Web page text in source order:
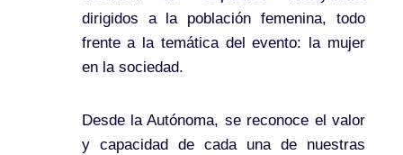
dirigidos a la población femenina, todo
frente a la temática del evento: la mujer
en la sociedad.
Desde la Autónoma, se reconoce el valor
y capacidad de cada una de nuestras